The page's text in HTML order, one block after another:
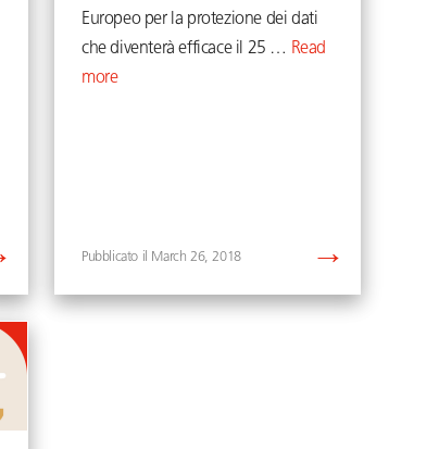
Europeo per la protezione dei dati
che diventerà efficace il 25 … Read
more
March 26, 2018